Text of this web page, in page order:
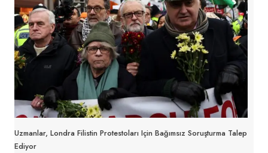
Uzmanlar, Londra Filistin Protestoları Için Bağımsız Soruşturma Talep
Ediyor